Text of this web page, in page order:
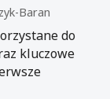
Baran
do
kluczowe